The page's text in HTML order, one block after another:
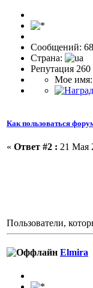
Сообщений:
Страна:
Репутация 260
Мое имя:
Как пользоваться
« Ответ #2 : 21 Мая
Пользователи,
Elmira